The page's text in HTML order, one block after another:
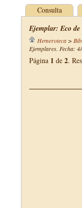
Consulta
Ejemplar: Eco
Hemeroteca>
Ejemplares. Fecha:
Página 1 de 2.